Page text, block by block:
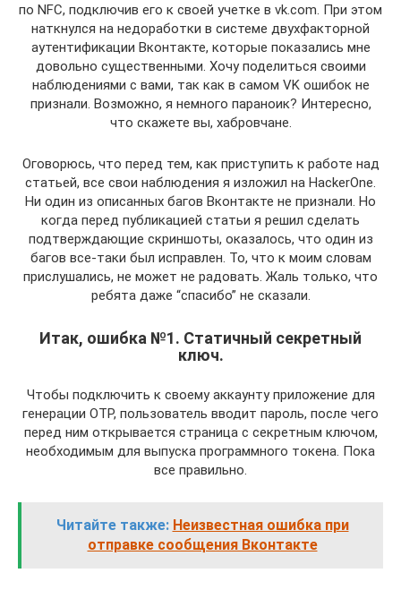
по NFC, подключив его к своей учетке в vk.com. При этом
наткнулся на недоработки в системе двухфакторной
аутентификации Вконтакте, которые показались мне
довольно существенными. Хочу поделиться своими
наблюдениями с вами, так как в самом VK ошибок не
признали. Возможно, я немного параноик? Интересно,
что скажете вы, хабровчане.
Оговорюсь, что перед тем, как приступить к работе над
статьей, все свои наблюдения я изложил на HackerOne.
Ни один из описанных багов Вконтакте не признали. Но
когда перед публикацией статьи я решил сделать
подтверждающие скриншоты, оказалось, что один из
багов все-таки был исправлен. То, что к моим словам
прислушались, не может не радовать. Жаль только, что
ребята даже “спасибо” не сказали.
Итак, ошибка №1. Статичный секретный
ключ.
Чтобы подключить к своему аккаунту приложение для
генерации OTP, пользователь вводит пароль, после чего
перед ним открывается страница с секретным ключом,
необходимым для выпуска программного токена. Пока
все правильно.
Читайте также: Неизвестная ошибка при
отправке сообщения Вконтакте